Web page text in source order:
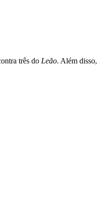
três do Leão. Além disso,